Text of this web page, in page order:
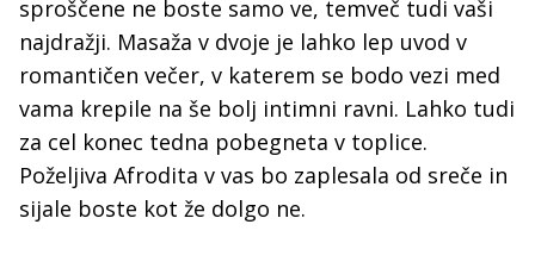
sproščene ne boste samo ve, temveč tudi vaši
najdražji. Masaža v dvoje je lahko lep uvod v
romantičen večer, v katerem se bodo vezi med
vama krepile na še bolj intimni ravni. Lahko tudi
za cel konec tedna pobegneta v toplice.
Poželjiva Afrodita v vas bo zaplesala od sreče in
sijale boste kot že dolgo ne.